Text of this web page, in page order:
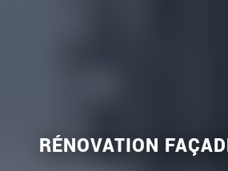
RÉNOVATION